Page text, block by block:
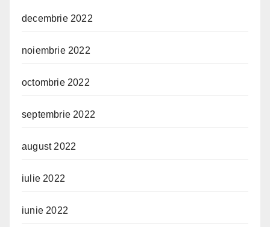
decembrie 2022
noiembrie 2022
octombrie 2022
septembrie 2022
august 2022
iulie 2022
iunie 2022